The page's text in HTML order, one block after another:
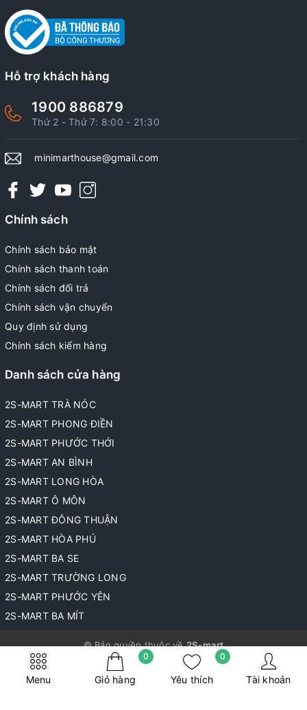
Menu Giỏ hàng
0
Yêu thích
0
Tài khoản
Hỗ trợ khách hàng
1900 886879
Thứ 2 - Thứ 7: 8:00 - 21:30
minimarthouse@gmail.com
Chính sách
Chính sách bảo mật
Chính sách thanh toán
Chính sách đổi trả
Chính sách vận chuyển
Quy định sử dụng
Chính sách kiểm hàng
Danh sách cửa hàng
2S-MART TRÀ NÓC
2S-MART PHONG ĐIỀN
2S-MART PHƯỚC THỚI
2S-MART AN BÌNH
2S-MART LONG HÒA
2S-MART Ô MÔN
2S-MART ĐÔNG THUẬN
2S-MART HÒA PHÚ
2S-MART BA SE
2S-MART TRƯỜNG LONG
2S-MART PHƯỚC YÊN
2S-MART BA MÍT
© Bản quyền thuộc về2S-mart
Cung cấp bởi
Sapo